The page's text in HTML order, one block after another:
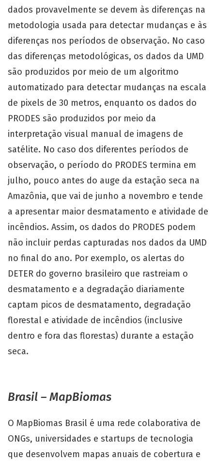
dados provavelmente se devem às diferenças na
metodologia usada para detectar mudanças e às
diferenças nos períodos de observação. No caso
das diferenças metodológicas, os dados da UMD
são produzidos por meio de um algoritmo
automatizado para detectar mudanças na escala
de pixels de 30 metros, enquanto os dados do
PRODES são produzidos por meio da
interpretação visual manual de imagens de
satélite. No caso dos diferentes períodos de
observação, o período do PRODES termina em
julho, pouco antes do auge da estação seca na
Amazônia, que vai de junho a novembro e tende
a apresentar maior desmatamento e atividade de
incêndios. Assim, os dados do PRODES podem
não incluir perdas capturadas nos dados da UMD
no final do ano. Por exemplo, os alertas do
DETER do governo brasileiro que rastreiam o
desmatamento e a degradação diariamente
captam picos de desmatamento, degradação
florestal e atividade de incêndios (inclusive
dentro e fora das florestas) durante a estação
seca.
Brasil – MapBiomas
O MapBiomas Brasil é uma rede colaborativa de
ONGs, universidades e startups de tecnologia
que desenvolvem mapas anuais de cobertura e